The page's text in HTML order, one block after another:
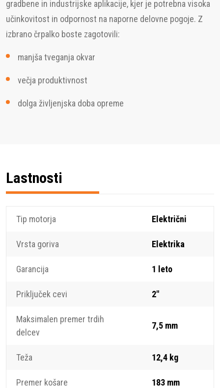
gradbene in industrijske aplikacije, kjer je potrebna visoka
učinkovitost in odpornost na naporne delovne pogoje. Z
izbrano črpalko boste zagotovili:
manjša tveganja okvar
večja produktivnost
dolga življenjska doba opreme
Lastnosti
Tip motorja Električni
Vrsta goriva Elektrika
Garancija 1 leto
Priključek cevi 2"
Maksimalen premer trdih
delcev
7,5 mm
Teža 12,4 kg
Premer košare 183 mm